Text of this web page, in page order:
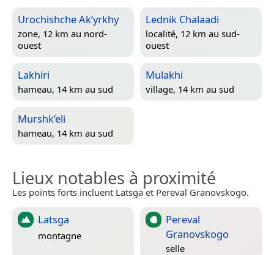
Urochishche Ak’yrkhy
zone, 12 km au nord-
ouest
Lednik Chalaadi
localité, 12 km au sud-
ouest
Lakhiri
hameau, 14 km au sud
Mulakhi
village, 14 km au sud
Murshk’eli
hameau, 14 km au sud
Lieux notables à proximité
Les points forts incluent Latsga et Pereval Granovskogo.
Latsga
montagne
Pereval
Granovskogo
selle